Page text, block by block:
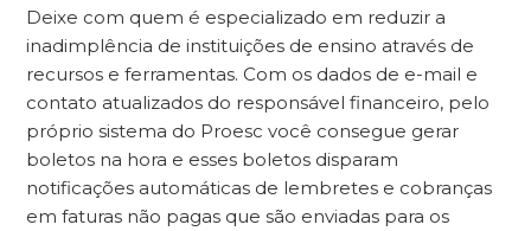
Deixe com quem é especializado em reduzir a
inadimplência de instituições de ensino através de
recursos e ferramentas. Com os dados de e-mail e
contato atualizados do responsável financeiro, pelo
próprio sistema do Proesc você consegue gerar
boletos na hora e esses boletos disparam
notificações automáticas de lembretes e cobranças
em faturas não pagas que são enviadas para os